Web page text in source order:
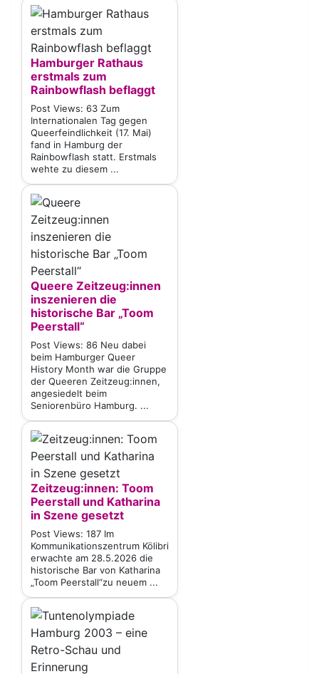
Hamburger Rathaus
erstmals zum
Rainbowflash beflaggt
Post Views: 63 Zum
Internationalen Tag gegen
Queerfeindlichkeit (17. Mai)
fand in Hamburg der
Rainbowflash statt. Erstmals
wehte zu diesem ...
Queere Zeitzeug:innen
inszenieren die
historische Bar „Toom
Peerstall“
Post Views: 86 Neu dabei
beim Hamburger Queer
History Month war die Gruppe
der Queeren Zeitzeug:innen,
angesiedelt beim
Seniorenbüro Hamburg. ...
Zeitzeug:innen: Toom
Peerstall und Katharina
in Szene gesetzt
Post Views: 187 Im
Kommunikationszentrum Kölibri
erwachte am 28.5.2026 die
historische Bar von Katharina
„Toom Peerstall“zu neuem ...